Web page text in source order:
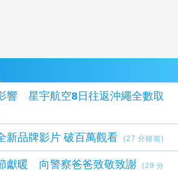
響 星宇航空8日往返沖繩全數取
新品牌影片 破百萬觀看 (27 分鐘前)
獻暖 向警察爸爸致敬致謝
(29 分